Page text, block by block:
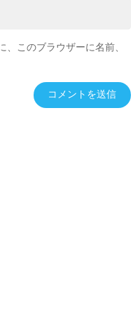
このブラウザーに名前、